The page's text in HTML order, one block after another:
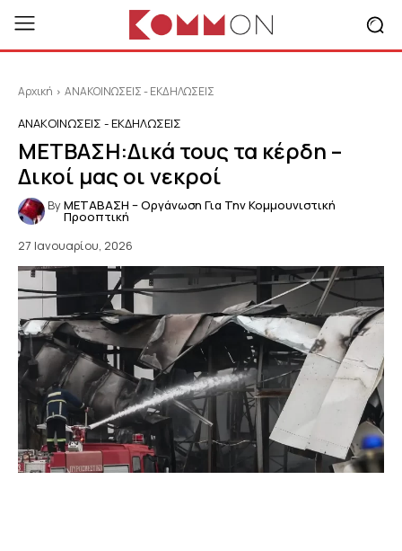
Αρχική ΑΝΑΚΟΙΝΩΣΕΙΣ - ΕΚΔΗΛΩΣΕΙΣ
ΑΝΑΚΟΙΝΩΣΕΙΣ - ΕΚΔΗΛΩΣΕΙΣ
ΜΕΤΒΑΣΗ:Δικά τους τα κέρδη –
Δικοί μας οι νεκροί
ByΜΕΤΑΒΑΣΗ – Οργάνωση Για Την Κομμουνιστική
Προοπτική
27 Ιανουαρίου, 2026